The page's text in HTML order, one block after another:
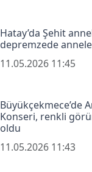
Hatay’da Şehit
depremzede
11.05.2026 11:45
Büyükçekmece’de
Konseri, renkli
oldu
11.05.2026 11:43